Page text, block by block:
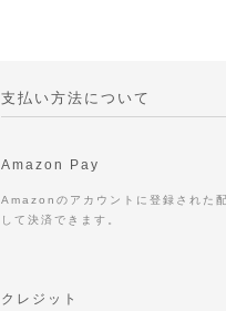
支払い方法について
Amazon Pay
Amazonのアカウントに登録された
して決済できます。
クレジット